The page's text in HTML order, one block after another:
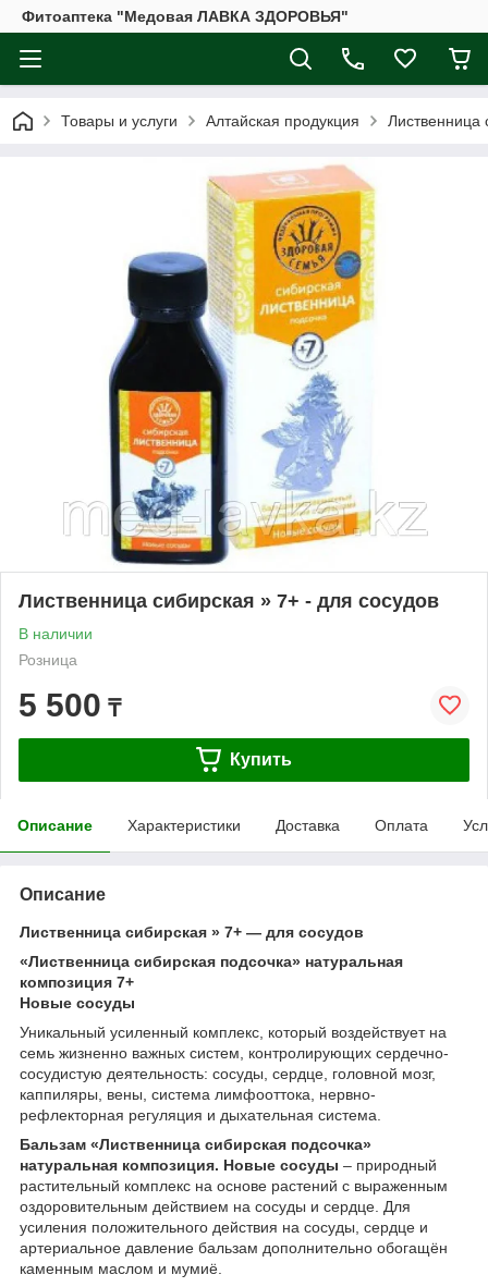
Фитоаптека "Медовая ЛАВКА ЗДОРОВЬЯ"
Товары и услуги Алтайская продукция Лиственница
Лиственница сибирская » 7+ - для сосудов
В наличии
Розница
5 500 ₸
Купить
Описание Характеристики Доставка Оплата
Описание
Лиственница сибирская » 7+ ― для сосудов
«Лиственница сибирская подсочка» натуральная
композиция 7+
Новые сосуды
Уникальный усиленный комплекс, который воздействует на
семь жизненно важных систем, контролирующих сердечно-
сосудистую деятельность: сосуды, сердце, головной мозг,
каппиляры, вены, система лимфооттока, нервно-
рефлекторная регуляция и дыхательная система.
Бальзам «Лиственница сибирская подсочка»
натуральная композиция. Новые сосуды – природный
растительный комплекс на основе растений с выраженным
оздоровительным действием на сосуды и сердце. Для
усиления положительного действия на сосуды, сердце и
артериальное давление бальзам дополнительно обогащён
каменным маслом и мумиё.